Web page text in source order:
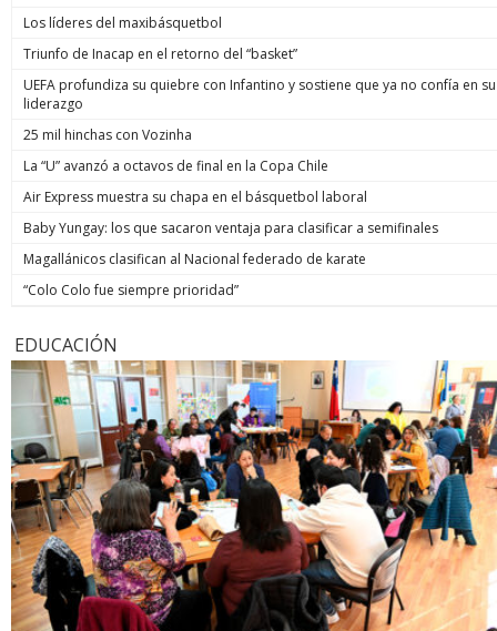
Los líderes del maxibásquetbol
Triunfo de Inacap en el retorno del “basket”
UEFA profundiza su quiebre con Infantino y sostiene que ya no confía en su
liderazgo
25 mil hinchas con Vozinha
La “U” avanzó a octavos de final en la Copa Chile
Air Express muestra su chapa en el básquetbol laboral
Baby Yungay: los que sacaron ventaja para clasificar a semifinales
Magallánicos clasifican al Nacional federado de karate
“Colo Colo fue siempre prioridad”
EDUCACIÓN